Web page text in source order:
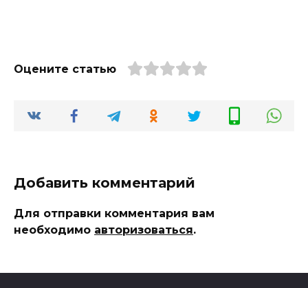
Оцените статью
Добавить комментарий
Для отправки комментария вам
необходимо авторизоваться.